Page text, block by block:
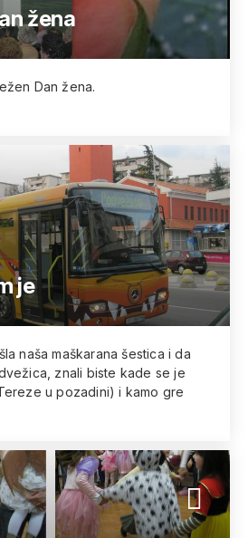
žena
Dan žena.
je
naša maškarana šestica i da
znali biste kade se je
u pozadini) i kamo gre